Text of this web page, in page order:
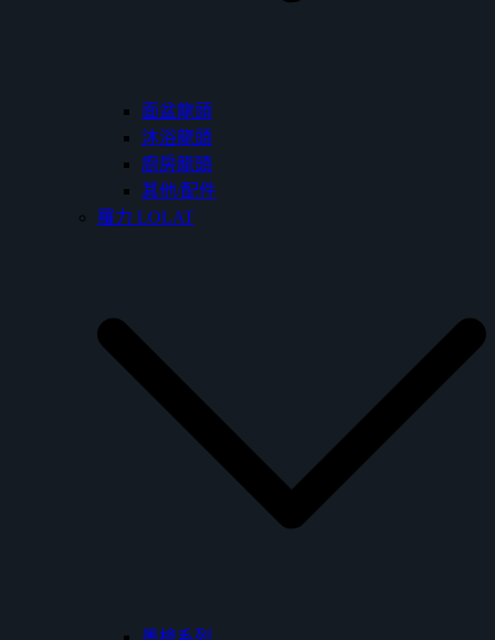
面盆龍頭
沐浴龍頭
廚房龍頭
其他/配件
羅力 LOLAT